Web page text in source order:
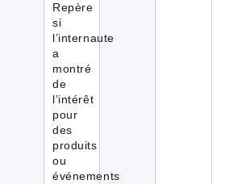
Repère
si
l’internaute
a
montré
de
l’intérêt
pour
des
produits
ou
événements